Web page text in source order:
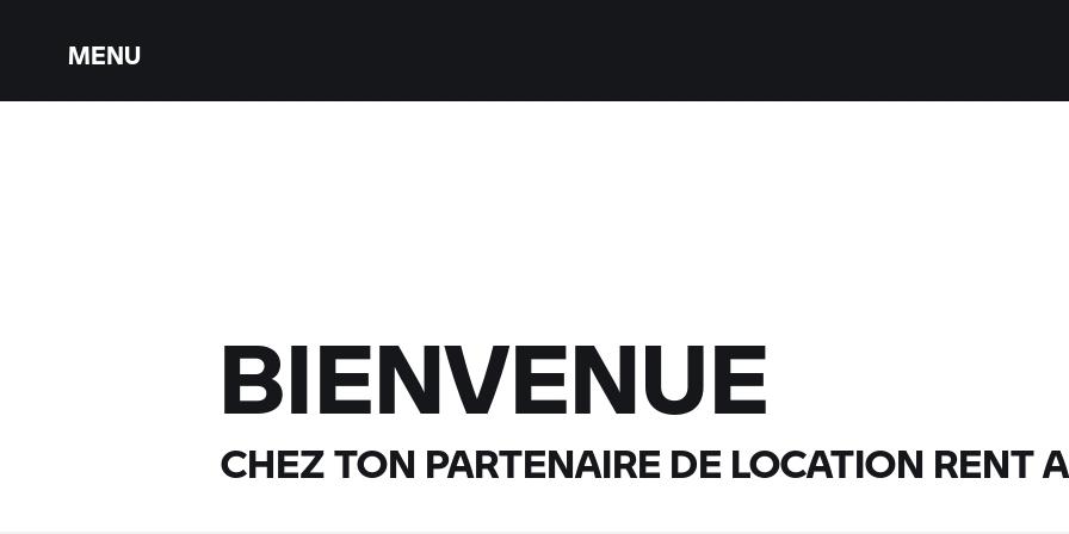
MENU
BIENVENUE
CHEZ TON PARTENAIRE DE LOCATION RENT